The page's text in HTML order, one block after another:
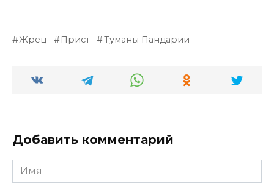
Жрец Прист Туманы Пандарии
Добавить комментарий
Имя
*